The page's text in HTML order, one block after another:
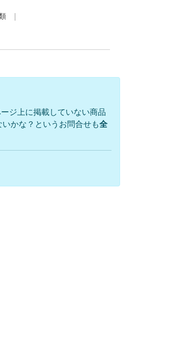
|
ジ上に掲載していない商品
かな？というお問合せも全